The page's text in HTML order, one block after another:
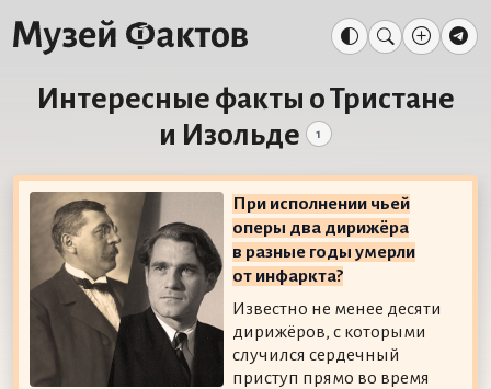
Интересные факты о Тристане
и Изольде
1
При исполнении чьей
оперы два дирижёра
в разные годы умерли
от инфаркта?
Известно не менее десяти
дирижёров, с которыми
случился сердечный
приступ прямо во время